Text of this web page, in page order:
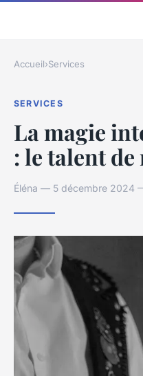
Accueil›Services
SERVICES
La magie
: le talent
Éléna — 5 décembre 2024